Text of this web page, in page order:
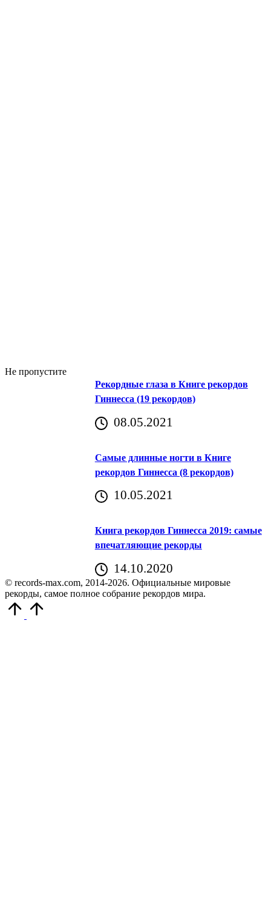
Не пропустите
Рекордные глаза в Книге рекордов
Гиннесса (19 рекордов)
08.05.2021
Самые длинные ногти в Книге
рекордов Гиннесса (8 рекордов)
10.05.2021
Книга рекордов Гиннесса 2019: самые
впечатляющие рекорды
14.10.2020
© records-max.com, 2014-2026. Официальные мировые
рекорды, самое полное собрание рекордов мира.